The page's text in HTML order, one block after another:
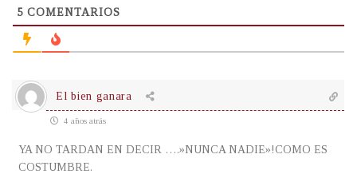
5 COMENTARIOS
El bien ganara
4 años atrás
YA NO TARDAN EN DECIR ….»NUNCA NADIE»!COMO ES
COSTUMBRE.